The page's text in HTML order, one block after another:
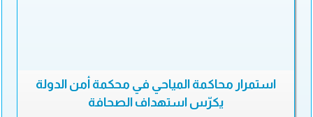
استمرار محاكمة المياحي في محكمة أمن الدولة
يكرّس استهداف الصحافة